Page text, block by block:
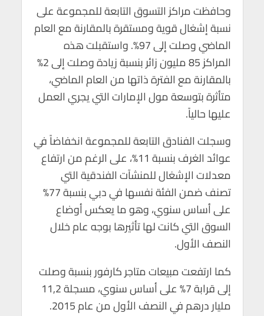
وحافظت مراكز التسوق التابعة للمجموعة على
نسبة إشغال قوية ومستقرة بالمقارنة مع العام
الماضي وصلت إلى 97%. واستقبلت هذه
المراكز 85 مليون زائر بنسبة زيادة وصلت إلى 2%
بالمقارنة مع الفترة ذاتها من العام الماضي،
متأثرة بتوسعة مول الإمارات التي يجري العمل
عليها حالياً.
وسجلت الفنادق التابعة للمجموعة انخفاضاً في
عوائد الغرف بنسبة 11%، على الرغم من ارتفاع
معدلات الإشغال للمنشآت الفندقية التي
تصنف ضمن الفئة نفسها في دبي بنسبة 77%
على أساس سنوي، وهو ما يعكس أوضاع
السوق التي كانت لها تأثيرها بوجه عام خلال
النصف الأول.
كما ارتفعت مبيعات متاجر كارفور بنسبة وصلت
إلى قرابة 7% على أساس سنوي، مسجلة 11,2
مليار درهم في النصف الأول من عام 2015.